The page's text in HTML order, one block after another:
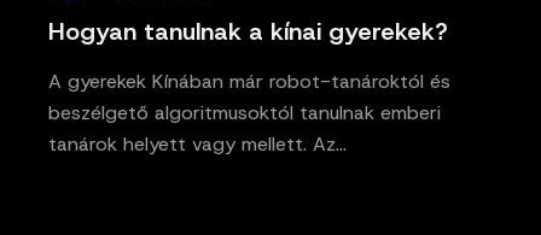
Hogyan tanulnak a kínai gyerekek?
A gyerekek Kínában már robot-tanároktól és
beszélgető algoritmusoktól tanulnak emberi
tanárok helyett vagy mellett. Az…